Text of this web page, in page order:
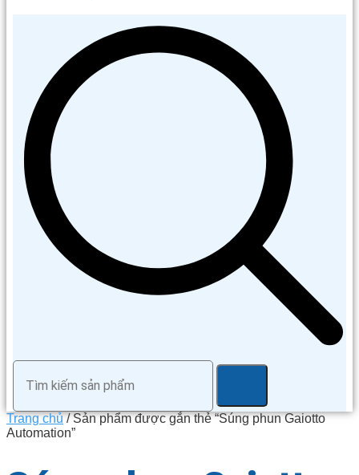
Trang chủ/ Sản phẩm được gắn thẻ “Súng phun Gaiotto
Automation”